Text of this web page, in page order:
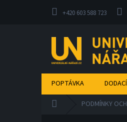
+420 603 588 723
POPTÁVKA
PODMÍNKY